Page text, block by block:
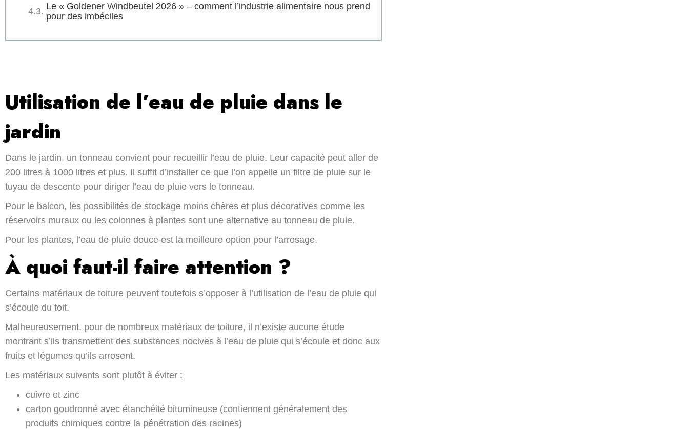
Le « Goldener Windbeutel 2026 » – comment l’industrie alimentaire nous prend
pour des imbéciles
Utilisation de l’eau de pluie dans le
jardin
Dans le jardin, un tonneau convient pour recueillir l’eau de pluie. Leur capacité peut aller de
200 litres à 1000 litres et plus. Il suffit d’installer ce que l’on appelle un filtre de pluie sur le
tuyau de descente pour diriger l’eau de pluie vers le tonneau.
Pour le balcon, les possibilités de stockage moins chères et plus décoratives comme les
réservoirs muraux ou les colonnes à plantes sont une alternative au tonneau de pluie.
Pour les plantes, l’eau de pluie douce est la meilleure option pour l’arrosage.
À quoi faut-il faire attention ?
Certains matériaux de toiture peuvent toutefois s’opposer à l’utilisation de l’eau de pluie qui
s’écoule du toit.
Malheureusement, pour de nombreux matériaux de toiture, il n’existe aucune étude
montrant s’ils transmettent des substances nocives à l’eau de pluie qui s’écoule et donc aux
fruits et légumes qu’ils arrosent.
Les matériaux suivants sont plutôt à éviter :
cuivre et zinc
carton goudronné avec étanchéité bitumineuse (contiennent généralement des
produits chimiques contre la pénétration des racines)